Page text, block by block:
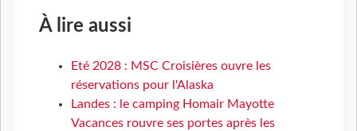
À lire aussi
Eté 2028 : MSC Croisières ouvre les
réservations pour l'Alaska
Landes : le camping Homair Mayotte
Vacances rouvre ses portes après les